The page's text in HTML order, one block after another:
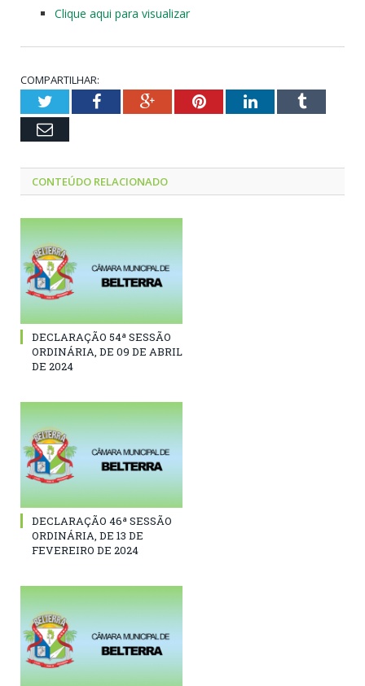
Clique aqui para visualizar
COMPARTILHAR:
TwitterFacebookGoogle+PinterestLinkedInTumblr
Email
CONTEÚDO RELACIONADO
DECLARAÇÃO 54ª SESSÃO
ORDINÁRIA, DE 09 DE ABRIL
DE 2024
DECLARAÇÃO 46ª SESSÃO
ORDINÁRIA, DE 13 DE
FEVEREIRO DE 2024